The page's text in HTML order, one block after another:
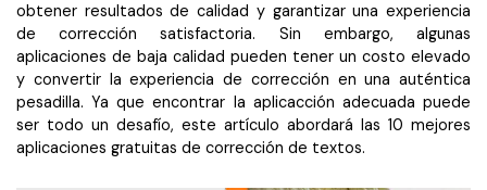
Proteger PDF
Compartir PDF
Soluciones completas
Usar mejor PDFelement
¿Qué hay de nuevo?
Especificaciones técnicas
Soporte de contacto
obtener resultados de calidad y garantizar una experiencia
de corrección satisfactoria. Sin embargo, algunas
aplicaciones de baja calidad pueden tener un costo elevado
y convertir la experiencia de corrección en una auténtica
pesadilla. Ya que encontrar la aplicacción adecuada puede
ser todo un desafío, este artículo abordará las 10 mejores
aplicaciones gratuitas de corrección de textos.